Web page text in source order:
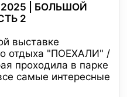
| БОЛЬШОЙ
2
выставке
отдыха "ПОЕХАЛИ" /
проходила в парке
самые интересные